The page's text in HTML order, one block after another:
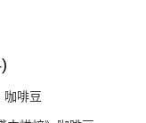
咖啡豆